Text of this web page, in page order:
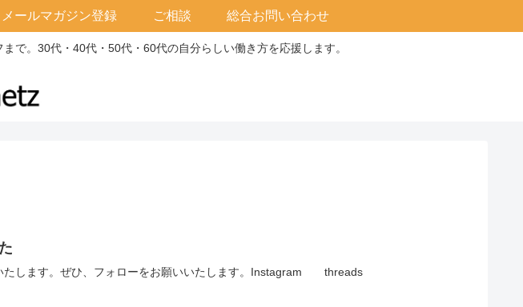
で。30代・40代・50代・60代の自分らしい働き方を応援します。
メールマガジン登録 ご相談 総合お問い合わせ
たします。ぜひ、フォローをお願いいたします。Instagram threads